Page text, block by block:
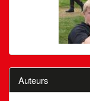
Auteurs